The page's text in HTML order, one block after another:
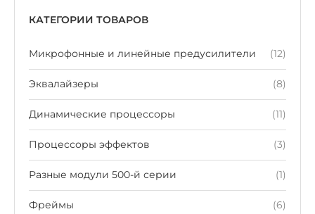
КАТЕГОРИИ ТОВАРОВ
Микрофонные и линейные предусилители (12)
Эквалайзеры (8)
Динамические процессоры (11)
Процессоры эффектов (3)
Разные модули 500-й серии (1)
Фреймы (6)